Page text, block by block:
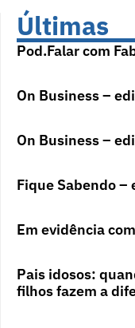
Últimas
Pod.Falar com
On Business –
On Business –
Fique Sabendo –
Em evidência
Pais idosos:
filhos fazem a